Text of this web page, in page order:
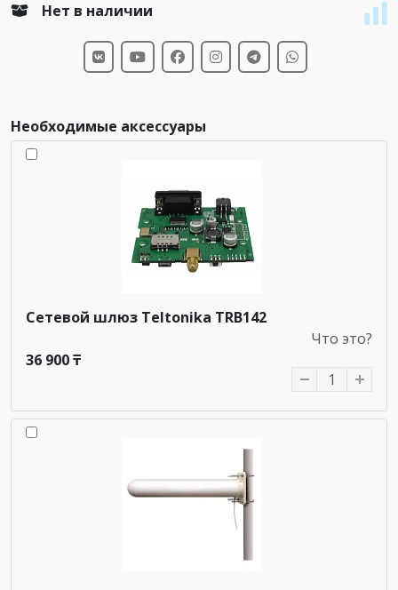
Нет в наличии
Необходимые аксессуары
Сетевой шлюз Teltonika TRB142
Что это?
36 900 ₸